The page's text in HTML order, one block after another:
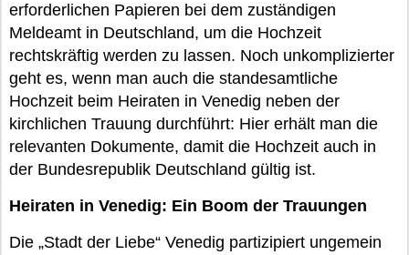
erforderlichen Papieren bei dem zuständigen
Meldeamt in Deutschland, um die Hochzeit
rechtskräftig werden zu lassen. Noch unkomplizierter
geht es, wenn man auch die standesamtliche
Hochzeit beim Heiraten in Venedig neben der
kirchlichen Trauung durchführt: Hier erhält man die
relevanten Dokumente, damit die Hochzeit auch in
der Bundesrepublik Deutschland gültig ist.
Heiraten in Venedig: Ein Boom der Trauungen
Die „Stadt der Liebe“ Venedig partizipiert ungemein